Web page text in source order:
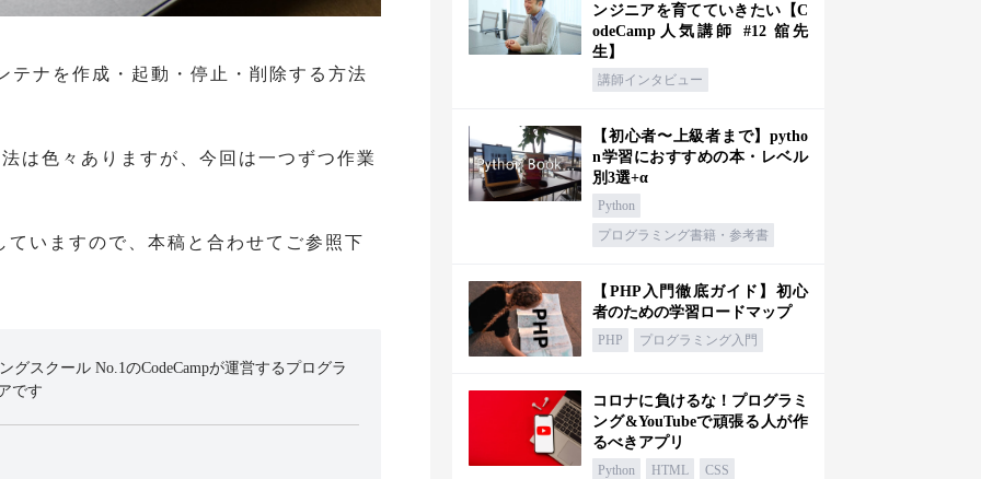
ナを作成・起動・停止・削除する方法
は色々ありますが、今回は一つずつ作業
いますので、本稿と合わせてご参照下
グスクール No.1のCodeCampが運営するプログラ
です
ンジニアを育てていきたい【C
odeCamp人気講師 #12 舘先
生】
講師インタビュー
【初心者〜上級者まで】pytho
n学習におすすめの本・レベル
別3選+α
Python
プログラミング書籍・参考書
【PHP入門徹底ガイド】初心
者のための学習ロードマップ
PHP プログラミング入門
コロナに負けるな！プログラミ
ング&YouTubeで頑張る人が作
るべきアプリ
Python HTML
CSS